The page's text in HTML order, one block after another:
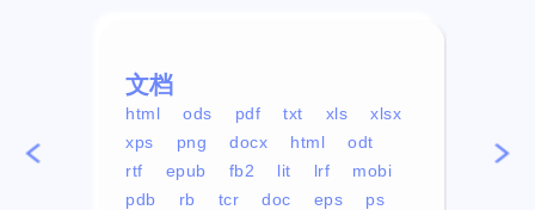
文档
html ods pdf txt xls
xlsx
xps
png docx html
odt
rtf
epub fb2 lit lrf
mobi
pdb
rb tcr doc eps
ps
mp4